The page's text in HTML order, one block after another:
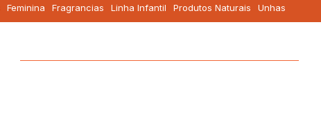
Feminina Fragrancias Linha Infantil Produtos Naturais Unhas